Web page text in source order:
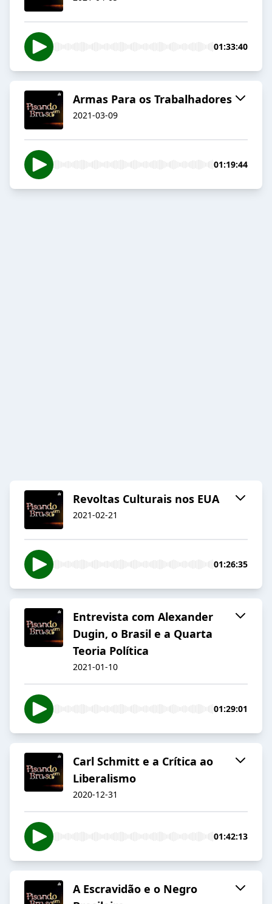
01:33:40
Armas Para os Trabalhadores
2021-03-09
01:19:44
Revoltas Culturais nos EUA
2021-02-21
01:26:35
Entrevista com Alexander
Dugin, o Brasil e a Quarta
Teoria Política
2021-01-10
01:29:01
Carl Schmitt e a Crítica ao
Liberalismo
2020-12-31
01:42:13
A Escravidão e o Negro